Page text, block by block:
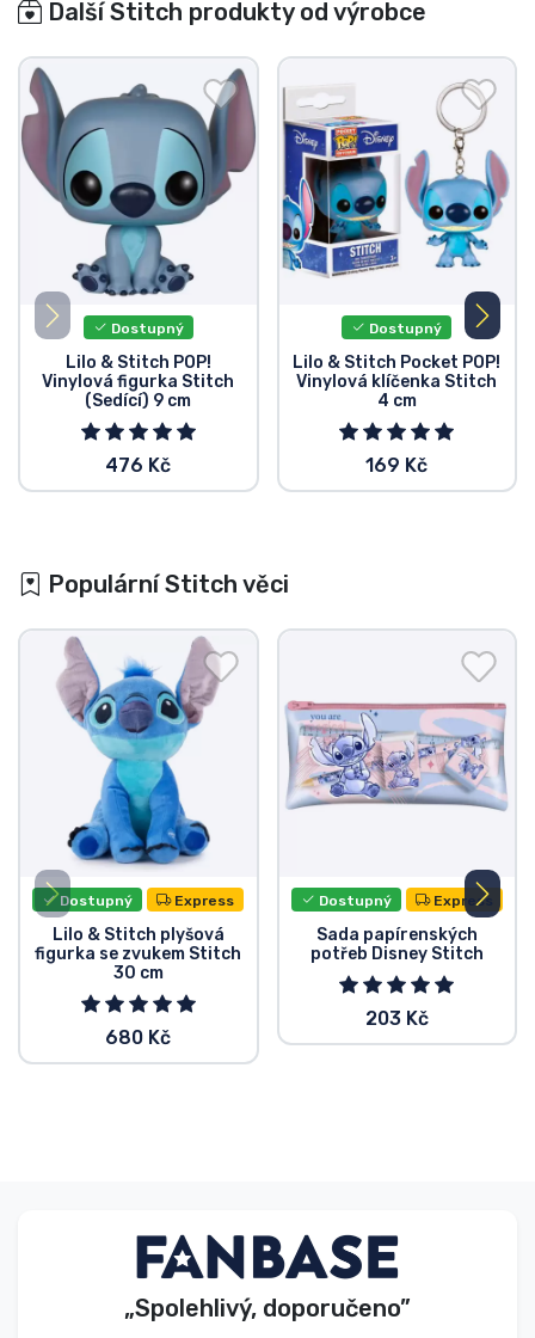
Další Stitch produkty od výrobce
Dostupný
Lilo & Stitch POP!
Vinylová figurka Stitch
(Sedící) 9 cm
476 Kč
Dostupný
Lilo & Stitch Pocket POP!
Vinylová klíčenka Stitch
4 cm
169 Kč
Populární Stitch věci
Dostupný Express
Lilo & Stitch plyšová
figurka se zvukem Stitch
30 cm
680 Kč
Dostupný Express
Sada papírenských
potřeb Disney Stitch
203 Kč
„Spolehlivý, doporučeno”